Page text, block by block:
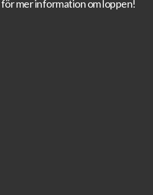
för mer information om loppen!